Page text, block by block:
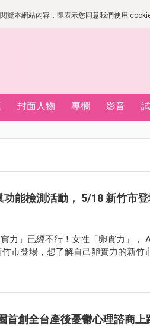
覽本網站內容，即表示您同意我們使用
封面人物 專欄 影音
能檢測活動， 5/18 新竹市
力」已經不行！女性「卵實力」，
市登場，想了解自己卵實力的新竹
首創全台產後憂鬱心理諮商上